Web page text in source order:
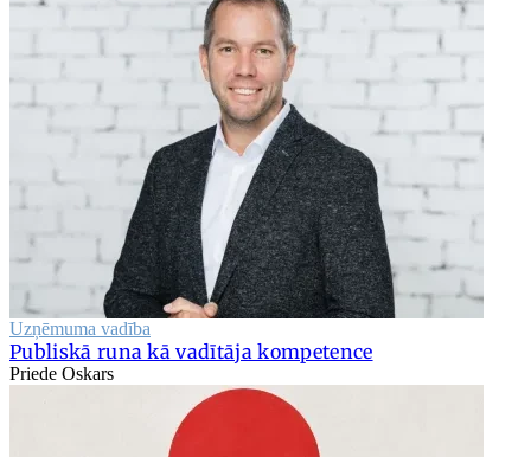
Uzņēmuma vadība
Publiskā runa kā vadītāja kompetence
Priede Oskars